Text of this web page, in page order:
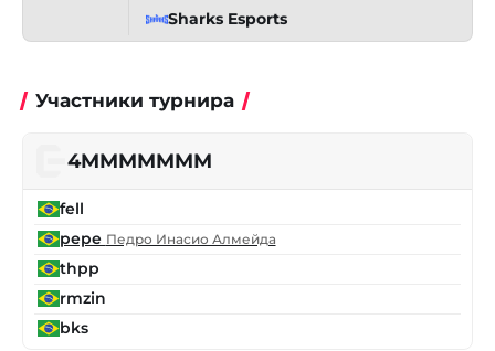
Sharks Esports
Участники турнира
4MMMMMMM
fell
pepe Педро Инасио Алмейда
thpp
rmzin
bks